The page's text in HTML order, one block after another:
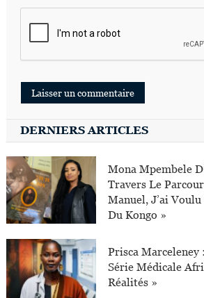
DERNIERS ARTICLES
Mona Mpembele
Travers Le
Manuel, J’ai
Du Kongo »
Prisca
Série Médicale
Réalités »